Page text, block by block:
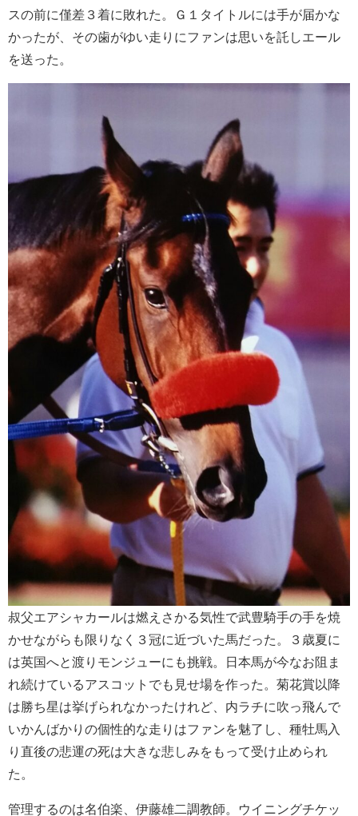
スの前に僅差３着に敗れた。Ｇ１タイトルには手が届かな
かったが、その歯がゆい走りにファンは思いを託しエール
を送った。
叔父エアシャカールは燃えさかる気性で武豊騎手の手を焼
かせながらも限りなく３冠に近づいた馬だった。３歳夏に
は英国へと渡りモンジューにも挑戦。日本馬が今なお阻ま
れ続けているアスコットでも見せ場を作った。菊花賞以降
は勝ち星は挙げられなかったけれど、内ラチに吹っ飛んで
いかんばかりの個性的な走りはファンを魅了し、種牡馬入
り直後の悲運の死は大きな悲しみをもって受け止められ
た。
管理するのは名伯楽、伊藤雄二調教師。ウイニングチケッ